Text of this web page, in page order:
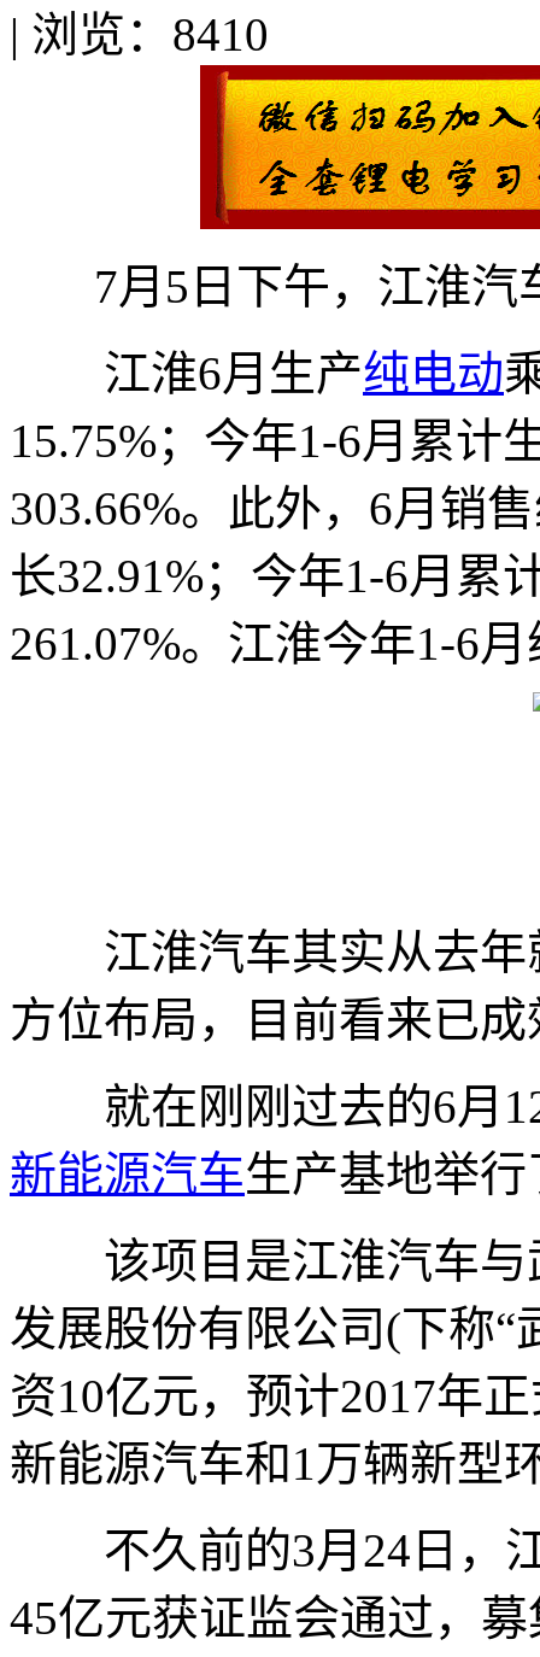
| 浏览：8410
7月5日下午，江淮汽
江淮6月生产纯电动
15.75%；今年1-6月累计
303.66%。此外，6月销
长32.91%；今年1-6月累
261.07%。江淮今年1-6月
江淮汽车其实从去年
方位布局，目前看来已
就在刚刚过去的6月12
新能源汽车生产基地举
该项目是江淮汽车与
发展股份有限公司(下称“
资10亿元，预计2017年
新能源汽车和1万辆新型
不久前的3月24日，江
45亿元获证监会通过，